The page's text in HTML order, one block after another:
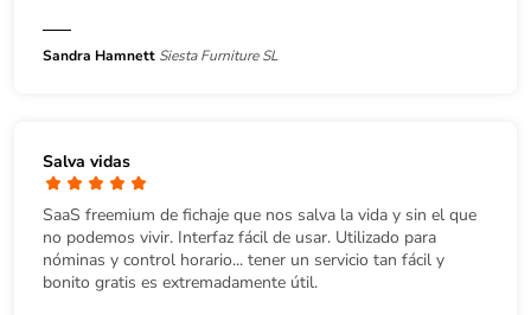
Sandra Hamnett Siesta Furniture SL
Salva vidas
SaaS freemium de fichaje que nos salva la vida y sin el que
no podemos vivir. Interfaz fácil de usar. Utilizado para
nóminas y control horario... tener un servicio tan fácil y
bonito gratis es extremadamente útil.